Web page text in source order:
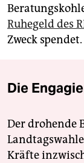
Ruhegeld des
Zweck spendet.
Die
Der drohende
Kräfte